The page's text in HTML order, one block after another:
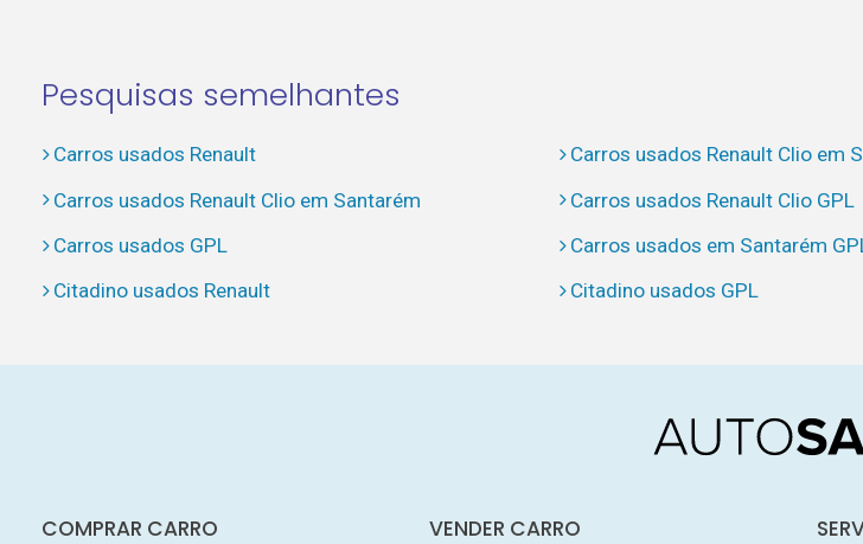
Pesquisas semelhantes
Carros usados Renault Carros usados Renault Clio em
Carros usados Renault Clio em Santarém
Carros usados Renault Clio GPL
Carros usados GPL
Carros usados em Santarém
Citadino usados Renault
Citadino usados GPL
COMPRAR CARRO VENDER CARRO